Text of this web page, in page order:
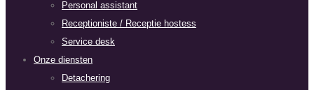
Personal assistant
Receptioniste / Receptie hostess
Service desk
Onze diensten
Detachering